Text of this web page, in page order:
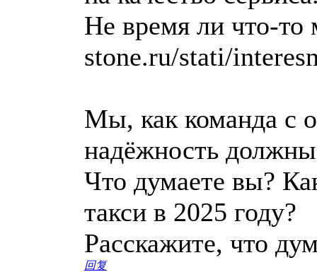
Не время ли что-
stone.ru/stati/
Мы, как команда с
надёжность
Что думаете вы?
такси в 2025 году?
Расскажите, что
回复